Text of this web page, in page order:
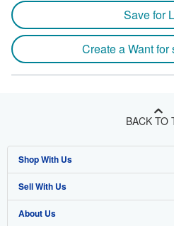
Save for
Create a Want
BACK TO
Shop With Us
Advanced Search
Browse Collections
Sell With Us
Start Selling
About Us